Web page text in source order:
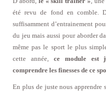
été revu de fond en comble.
suffisamment d’entrainement
du jeu mais aussi pour aborder
même pas le sport le plus
cette année, ce module est
comprendre les finesses de ce
En plus de juste nous apprendre